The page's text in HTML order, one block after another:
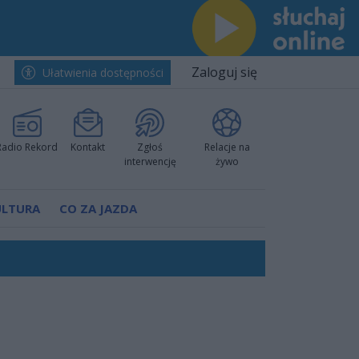
Ułatwienia dostępności Zaloguj się
Rekord Kontakt
Zgłoś
interwencję
Relacje na
żywo
CO ZA JAZDA